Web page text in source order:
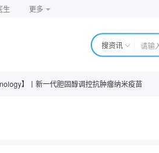
生 更多
搜资讯
】丨新一代胆固醇调控抗肿瘤纳米疫苗